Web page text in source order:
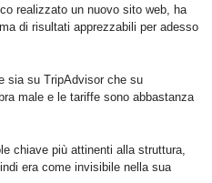
realizzato un nuovo sito web, ha
di risultati apprezzabili per adesso
sia su TripAdvisor che su
male e le tariffe sono abbastanza
chiave più attinenti alla struttura,
era come invisibile nella sua